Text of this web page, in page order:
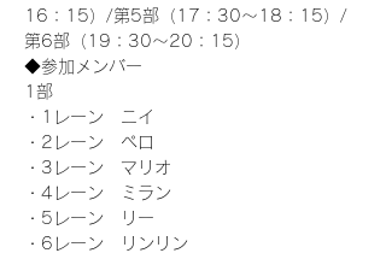
16：15）/第5部（17：30～18：15）/
第6部（19：30～20：15）
◆参加メンバー
1部
・1レーン　ニイ
・2レーン　ペロ
・3レーン　マリオ
・4レーン　ミラン
・5レーン　リー
・6レーン　リンリン